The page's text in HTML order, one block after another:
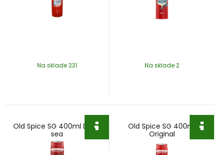
Na sklade 231 Na sklade 2
Old Spice SG 400ml Deep
sea
Old Spice SG 400ml
Original